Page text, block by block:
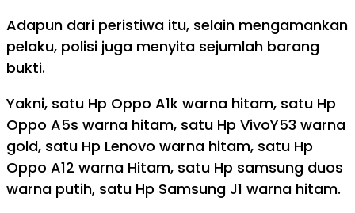
Adapun dari peristiwa itu, selain mengamankan
pelaku, polisi juga menyita sejumlah barang
bukti.
Yakni, satu Hp Oppo A1k warna hitam, satu Hp
Oppo A5s warna hitam, satu Hp VivoY53 warna
gold, satu Hp Lenovo warna hitam, satu Hp
Oppo A12 warna Hitam, satu Hp samsung duos
warna putih, satu Hp Samsung J1 warna hitam.